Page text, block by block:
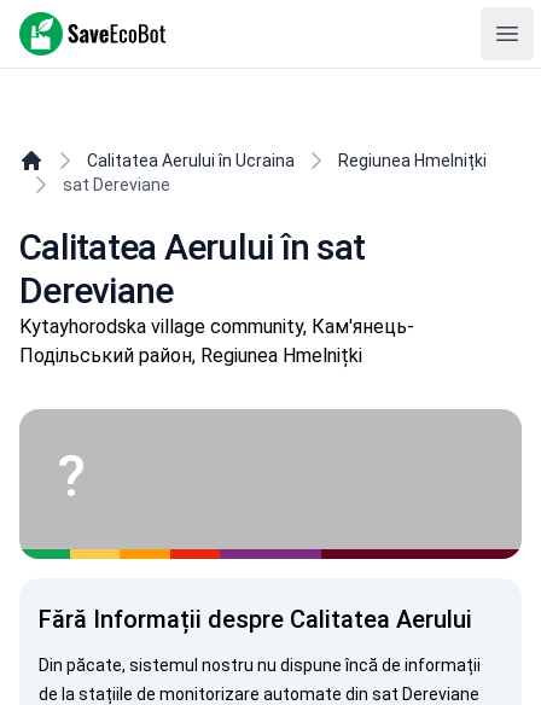
SaveEcoBot
Calitatea Aerului în Ucraina
Regiunea Hmelnițki
sat Dereviane
Calitatea Aerului în sat
Dereviane
Kytayhorodska village community, Кам'янець-
Подільський район, Regiunea Hmelnițki
?
Fără Informații despre Calitatea Aerului
Din păcate, sistemul nostru nu dispune încă de informații
de la stațiile de monitorizare automate din sat Dereviane